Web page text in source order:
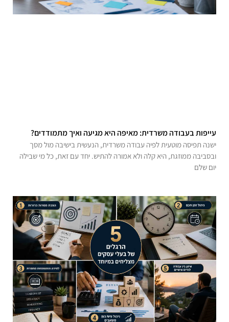
עייפות בעבודה משרדית: מאיפה היא מגיעה ואיך מתמודדים?
ישנה תפיסה מוטעית לפיה עבודה משרדית, הנעשית בישיבה מול מסך
ובסביבה ממוזגת, היא קלה ולא אמורה להתיש. יחד עם זאת, כל מי שבילה
יום שלם